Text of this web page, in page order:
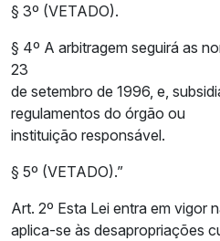
§ 3º (VETADO).
§ 4º A arbitragem seguirá as
23
de setembro de 1996, e,
regulamentos do órgão ou
instituição responsável.
§ 5º (VETADO).”
Art. 2º Esta Lei entra em vigor
aplica-se às desapropriações